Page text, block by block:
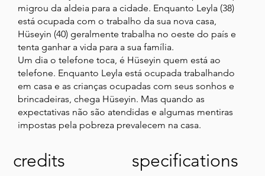
migrou da aldeia para a cidade. Enquanto Leyla (38)
está ocupada com o trabalho da sua nova casa,
Hüseyin (40) geralmente trabalha no oeste do país e
tenta ganhar a vida para a sua família.
Um dia o telefone toca, é Hüseyin quem está ao
telefone. Enquanto Leyla está ocupada trabalhando
em casa e as crianças ocupadas com seus sonhos e
brincadeiras, chega Hüseyin. Mas quando as
expectativas não são atendidas e algumas mentiras
impostas pela pobreza prevalecem na casa.
credits specifications